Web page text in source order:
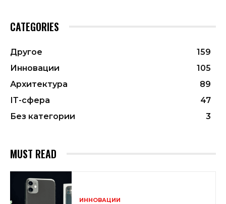
CATEGORIES
Другое
159
Инновации
105
Архитектура
89
ІТ-сфера
47
Без категории
3
MUST READ
ИННОВАЦИИ